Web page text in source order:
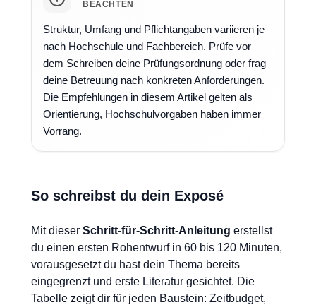
BEACHTEN
Struktur, Umfang und Pflichtangaben variieren je
nach Hochschule und Fachbereich. Prüfe vor
dem Schreiben deine Prüfungsordnung oder frag
deine Betreuung nach konkreten Anforderungen.
Die Empfehlungen in diesem Artikel gelten als
Orientierung, Hochschulvorgaben haben immer
Vorrang.
So schreibst du dein Exposé
Mit dieser Schritt-für-Schritt-Anleitung erstellst
du einen ersten Rohentwurf in 60 bis 120 Minuten,
vorausgesetzt du hast dein Thema bereits
eingegrenzt und erste Literatur gesichtet. Die
Tabelle zeigt dir für jeden Baustein: Zeitbudget,